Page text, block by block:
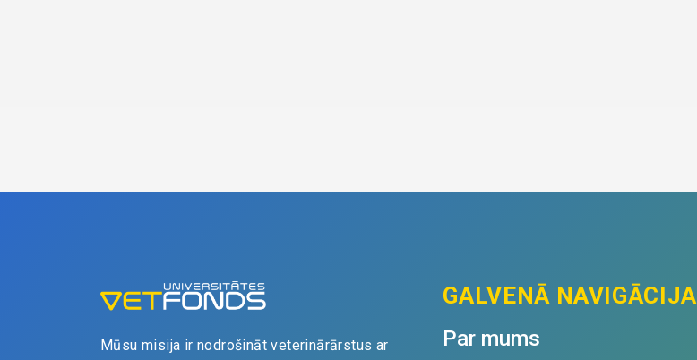
Mūsu misija ir nodrošināt veterinārārstus ar
GALVENĀ NAVIGĀCIJA
Par mums